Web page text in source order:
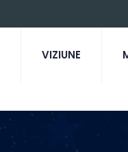
VIZIUNE